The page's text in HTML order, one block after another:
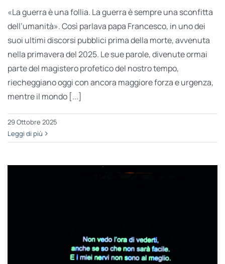
«La guerra è una follia. La guerra è sempre una sconfitta
dell’umanità». Così parlava papa Francesco, in uno dei
suoi ultimi discorsi pubblici prima della morte, avvenuta
nella primavera del 2025. Le sue parole, divenute ormai
parte del magistero profetico del nostro tempo,
riecheggiano oggi con ancora maggiore forza e urgenza,
mentre il mondo [...]
29 Ottobre 2025
Leggi di più